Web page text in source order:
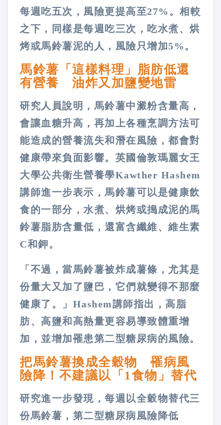
每週吃五次，風險更提高至27%。相較
之下，同樣是每週吃三次，吃水煮、烘
烤或馬鈴薯泥的人，風險只增加5%。
馬鈴薯「這樣料理」脂肪低還
有營養 油炸又加鹽變地雷
研究人員說明，馬鈴薯中澱粉含量高，
會讓血糖升高，再加上各種烹調方法可
能造成的營養流失和潛在風險，都會對
健康帶來負面影響。英國倫敦瑪麗女王
大學公共衛生營養學Kawther Hashem
講師進一步表示，馬鈴薯可以是健康飲
食的一部分，水煮、烘烤或搗成泥的馬
鈴薯脂肪含量低，還富含纖維、維生素
C和鉀。
「不過，當馬鈴薯被炸成薯條，尤其是
份量大又加了鹽巴，它們就變得不那麼
健康了。」Hashem講師指出，高脂
肪、高鹽和高熱量更容易導致體重增
加，並增加罹患第二型糖尿病的風險。
把馬鈴薯換成全穀物 罹病風
險降！不建議以「1食物」替代
研究進一步發現，每週以全穀物替代三
份馬鈴薯，第二型糖尿病風險降低